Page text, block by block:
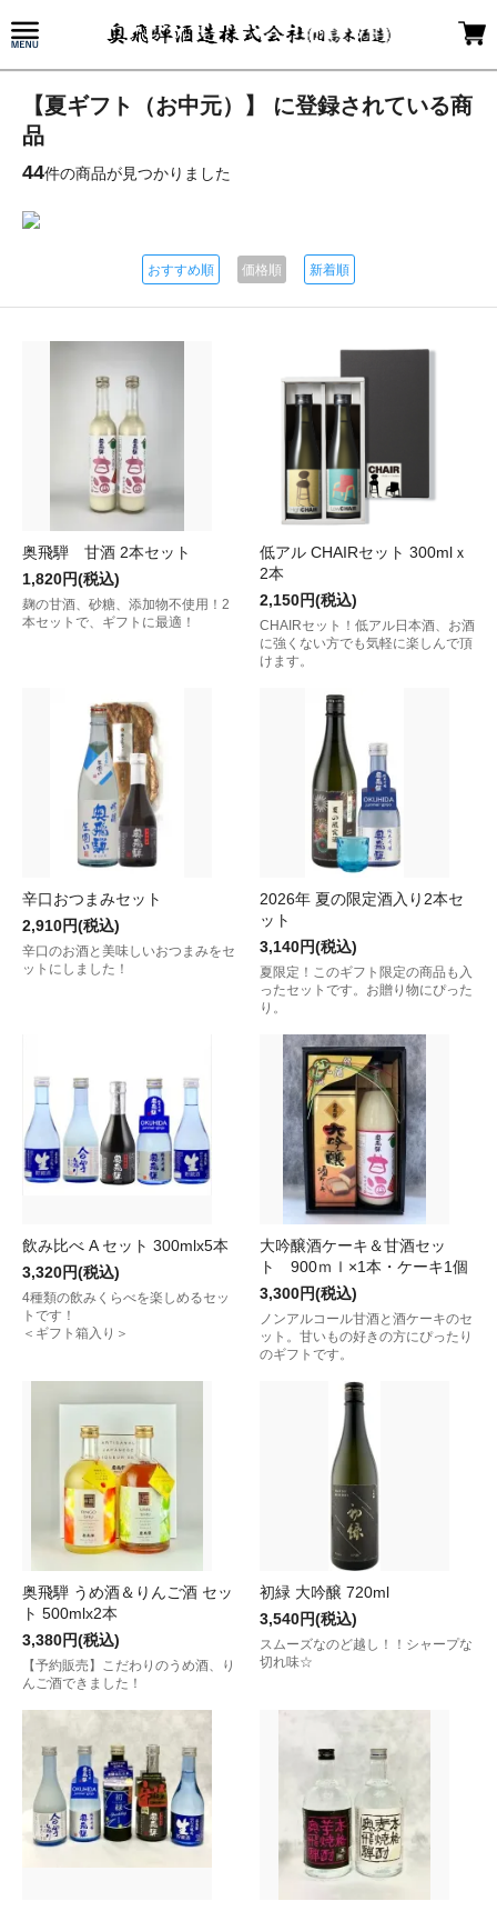
【夏ギフト（お中元）】 に登録されている商
品
44件の商品が見つかりました
おすすめ順 価格順 新着順
奥飛騨 甘酒 2本セット
1,820円(税込)
麹の甘酒、砂糖、添加物不使用！2
本セットで、ギフトに最適！
低アル CHAIRセット 300mlｘ
2本
2,150円(税込)
CHAIRセット！低アル日本酒、お酒
に強くない方でも気軽に楽しんで頂
けます。
辛口おつまみセット
2,910円(税込)
辛口のお酒と美味しいおつまみをセ
ットにしました！
2026年 夏の限定酒入り2本セ
ット
3,140円(税込)
夏限定！このギフト限定の商品も入
ったセットです。お贈り物にぴった
り。
飲み比べ A セット 300mlx5本
3,320円(税込)
4種類の飲みくらべを楽しめるセッ
トです！
＜ギフト箱入り＞
大吟醸酒ケーキ＆甘酒セッ
ト 900ｍｌ×1本・ケーキ1個
3,300円(税込)
ノンアルコール甘酒と酒ケーキのセ
ット。甘いもの好きの方にぴったり
のギフトです。
奥飛騨 うめ酒＆りんご酒 セッ
ト 500mlx2本
3,380円(税込)
【予約販売】こだわりのうめ酒、り
んご酒できました！
初緑 大吟醸 720ml
3,540円(税込)
スムーズなのど越し！！シャープな
切れ味☆